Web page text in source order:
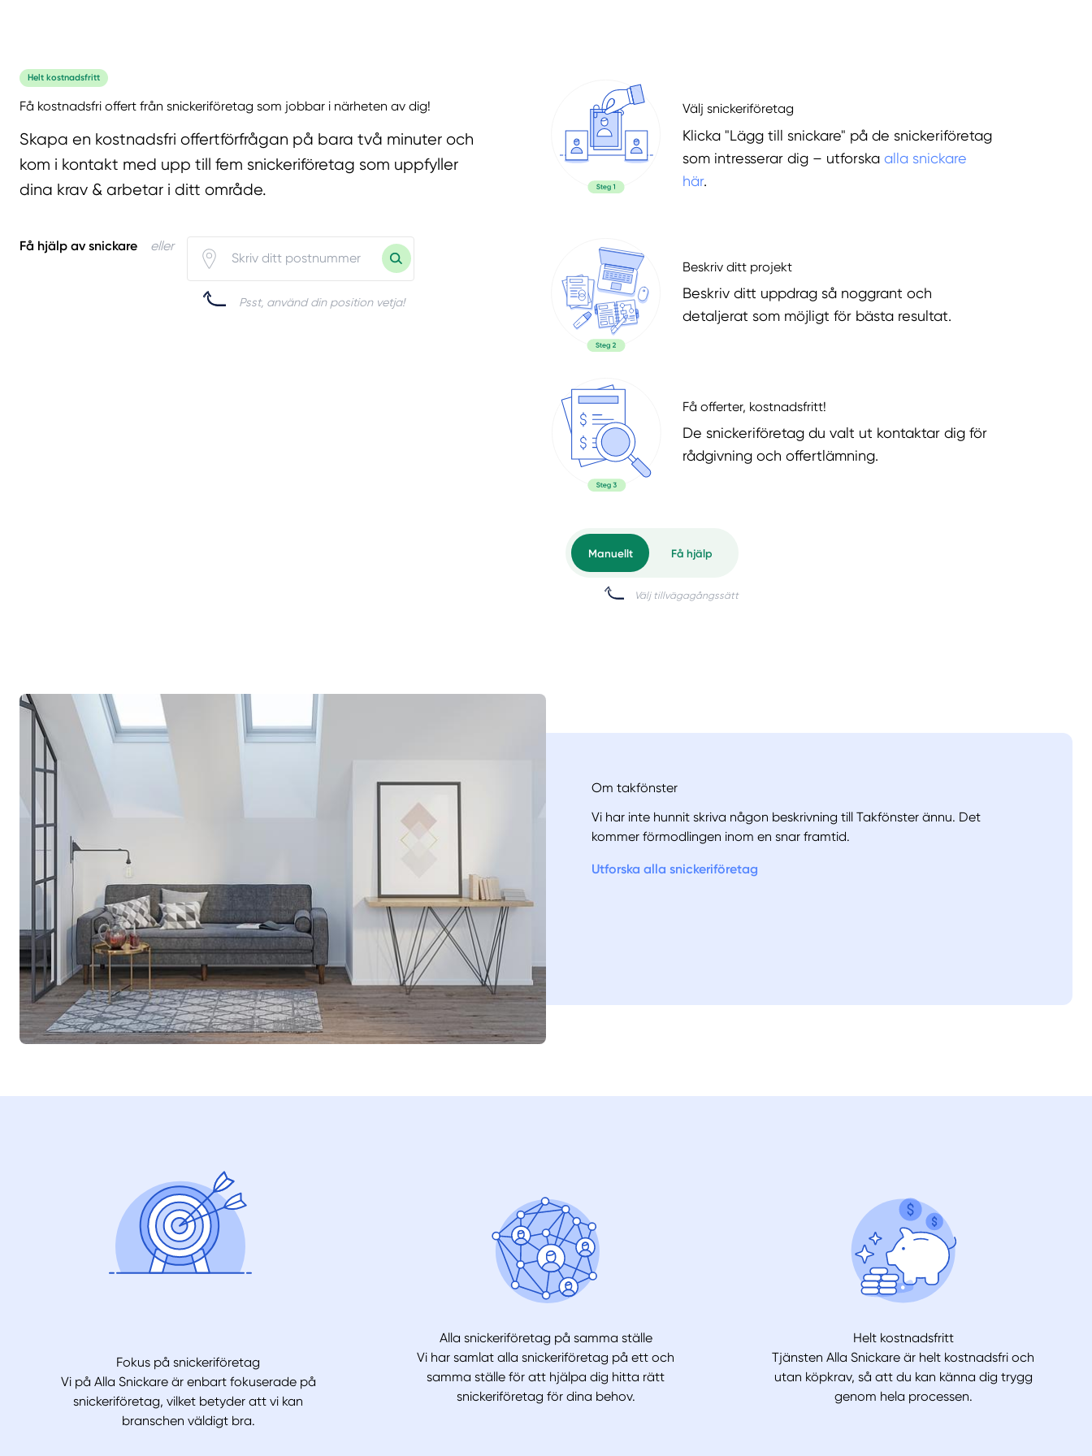
Helt kostnadsfritt
Få kostnadsfri offert från snickeriföretag som jobbar i närheten av dig!
Skapa en kostnadsfri offertförfrågan på bara två minuter och
kom i kontakt med upp till fem snickeriföretag som uppfyller
dina krav & arbetar i ditt område.
Få hjälp av snickare eller
Psst, använd din position vetja!
Välj snickeriföretag
Klicka "Lägg till snickare" på de snickeriföretag
som intresserar dig – utforska alla snickare
här.
Beskriv ditt projekt
Beskriv ditt uppdrag så noggrant och
detaljerat som möjligt för bästa resultat.
Få offerter, kostnadsfritt!
De snickeriföretag du valt ut kontaktar dig för
rådgivning och offertlämning.
Om takfönster
Vi har inte hunnit skriva någon beskrivning till Takfönster ännu. Det
kommer förmodlingen inom en snar framtid.
Utforska alla snickeriföretag
Fokus på snickeriföretag
Vi på Alla Snickare är enbart fokuserade på
snickeriföretag, vilket betyder att vi kan
branschen väldigt bra.
Alla snickeriföretag på samma ställe
Vi har samlat alla snickeriföretag på ett och
samma ställe för att hjälpa dig hitta rätt
snickeriföretag för dina behov.
Helt kostnadsfritt
Tjänsten Alla Snickare är helt kostnadsfri och
utan köpkrav, så att du kan känna dig trygg
genom hela processen.